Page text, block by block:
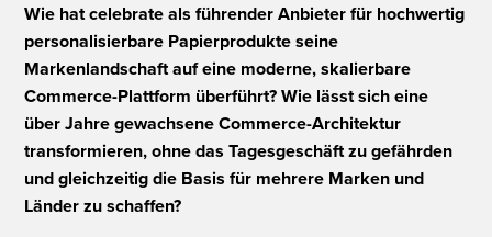
Wie hat celebrate als führender Anbieter für hochwertig
personalisierbare Papierprodukte seine
Markenlandschaft auf eine moderne, skalierbare
Commerce-Plattform überführt? Wie lässt sich eine
über Jahre gewachsene Commerce-Architektur
transformieren, ohne das Tagesgeschäft zu gefährden
und gleichzeitig die Basis für mehrere Marken und
Länder zu schaffen?